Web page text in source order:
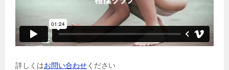
詳しくはお問い合わせください